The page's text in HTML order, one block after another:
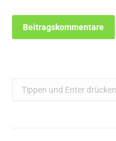
Beitragskommentare
Search: